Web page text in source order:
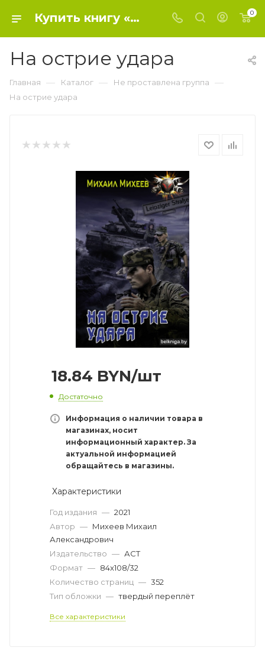
Купить книгу «На острие удара» 2021, Михеев Михаил Александрович - Не проставлена группа 0
На острие удара
Главная — Каталог — Не проставлена группа —
На острие удара
18.84 BYN/шт
Достаточно
Информация о наличии товара в
магазинах, носит
информационный характер. За
актуальной информацией
обращайтесь в магазины.
Характеристики
Год издания — 2021
Автор — Михеев Михаил
Александрович
Издательство — АСТ
Формат — 84x108/32
Количество страниц — 352
Тип обложки — твердый переплёт
Все характеристики